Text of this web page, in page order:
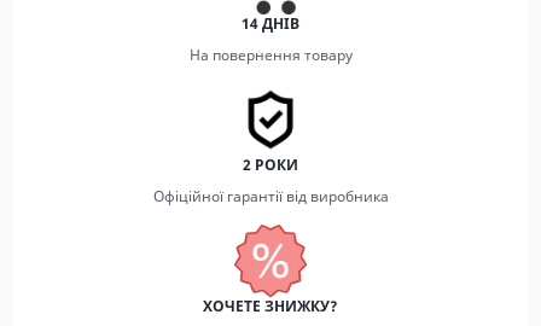
14 ДНІВ
На повернення товару
2 РОКИ
Офіційної гарантії від виробника
ХОЧЕТЕ ЗНИЖКУ?